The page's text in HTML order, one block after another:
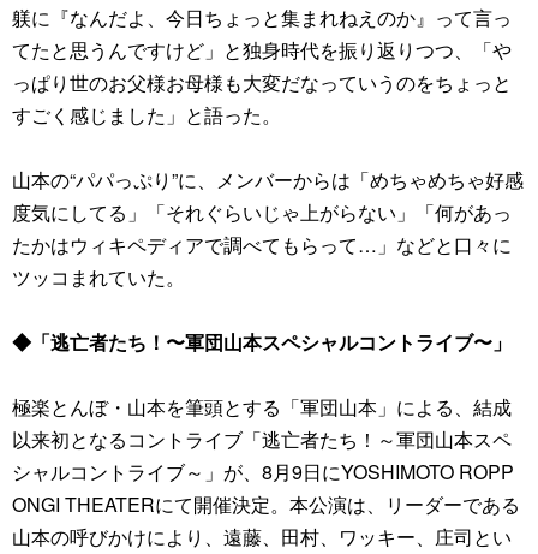
躾に『なんだよ、今日ちょっと集まれねえのか』って言っ
てたと思うんですけど」と独身時代を振り返りつつ、「や
っぱり世のお父様お母様も大変だなっていうのをちょっと
すごく感じました」と語った。
山本の“パパっぷり”に、メンバーからは「めちゃめちゃ好感
度気にしてる」「それぐらいじゃ上がらない」「何があっ
たかはウィキペディアで調べてもらって…」などと口々に
ツッコまれていた。
◆「逃亡者たち！〜軍団山本スペシャルコントライブ〜」
極楽とんぼ・山本を筆頭とする「軍団山本」による、結成
以来初となるコントライブ「逃亡者たち！～軍団山本スペ
シャルコントライブ～」が、8月9日にYOSHIMOTO ROPP
ONGI THEATERにて開催決定。本公演は、リーダーである
山本の呼びかけにより、遠藤、田村、ワッキー、庄司とい